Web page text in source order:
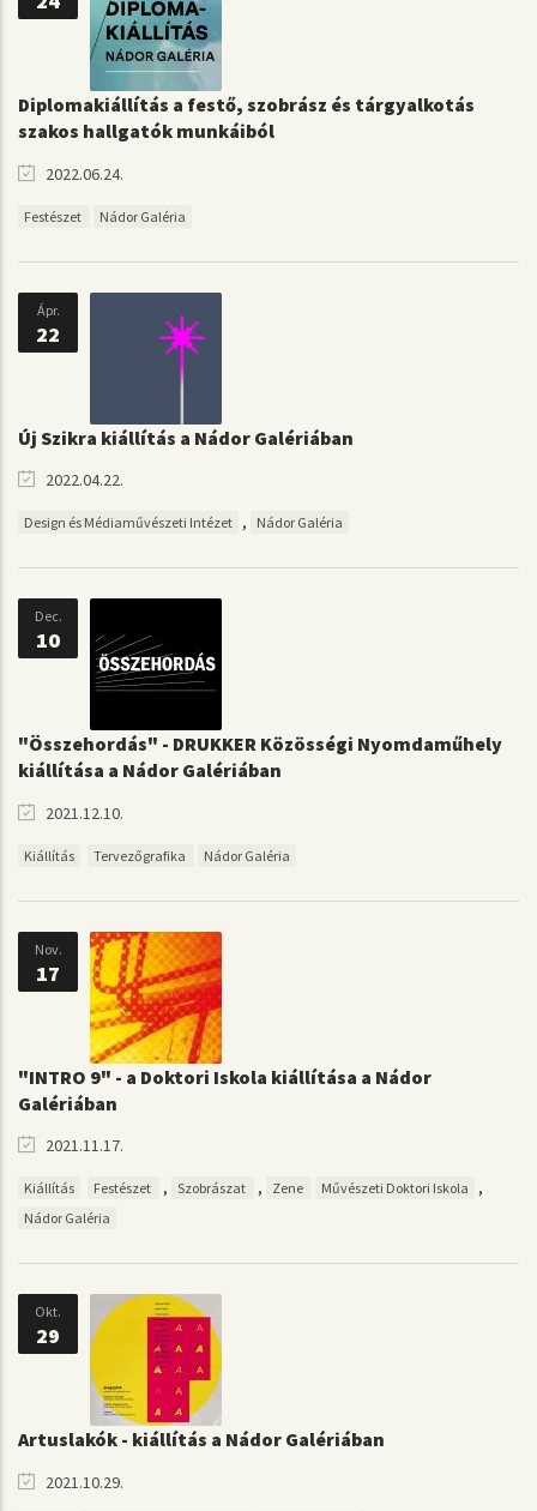
Diplomakiállítás a festő, szobrász és tárgyalkotás
szakos hallgatók munkáiból
2022.06.24.
Festészet Nádor Galéria
Ápr.
22
Új Szikra kiállítás a Nádor Galériában
2022.04.22.
Design és Médiaművészeti Intézet , Nádor Galéria
Dec.
10
"Összehordás" - DRUKKER Közösségi Nyomdaműhely
kiállítása a Nádor Galériában
2021.12.10.
Kiállítás Tervezőgrafika Nádor Galéria
Nov.
17
"INTRO 9" - a Doktori Iskola kiállítása a Nádor
Galériában
2021.11.17.
Kiállítás Festészet , Szobrászat , Zene Művészeti Doktori Iskola ,
Nádor Galéria
Okt.
29
Artuslakók - kiállítás a Nádor Galériában
2021.10.29.